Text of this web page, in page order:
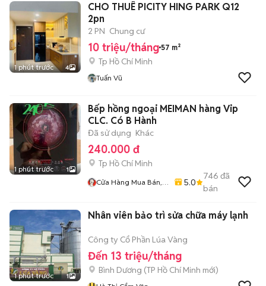
1 phút trước 4
CHO THUÊ PICITY HING PARK Q12
2pn
2 PN Chung cư
10 triệu/tháng 57 m²
Tp Hồ Chí Minh
Tuấn Vũ
1 phút trước 1
Bếp hồng ngoại MEIMAN hàng Vip
CLC. Có B Hành
Đã sử dụng Khác
240.000 đ
Tp Hồ Chí Minh
Cửa Hàng Mua Bán,
5.0
746 đã
bán
1 phút trước 1
Nhân viên bảo trì sửa chữa máy lạnh
Công ty Cổ Phần Lúa Vàng
Đến 13 triệu/tháng
Bình Dương (TP Hồ Chí Minh mới)